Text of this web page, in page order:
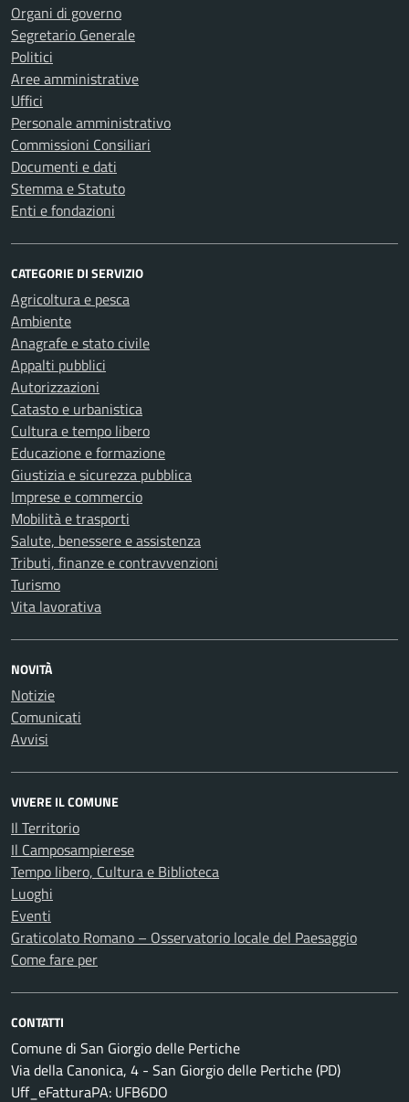
Organi di governo
Segretario Generale
Politici
Aree amministrative
Uffici
Personale amministrativo
Commissioni Consiliari
Documenti e dati
Stemma e Statuto
Enti e fondazioni
CATEGORIE DI SERVIZIO
Agricoltura e pesca
Ambiente
Anagrafe e stato civile
Appalti pubblici
Autorizzazioni
Catasto e urbanistica
Cultura e tempo libero
Educazione e formazione
Giustizia e sicurezza pubblica
Imprese e commercio
Mobilità e trasporti
Salute, benessere e assistenza
Tributi, finanze e contravvenzioni
Turismo
Vita lavorativa
NOVITÀ
Notizie
Comunicati
Avvisi
VIVERE IL COMUNE
Il Territorio
Il Camposampierese
Tempo libero, Cultura e Biblioteca
Luoghi
Eventi
Graticolato Romano – Osservatorio locale del Paesaggio
Come fare per
CONTATTI
Comune di San Giorgio delle Pertiche
Via della Canonica, 4 - San Giorgio delle Pertiche (PD)
Uff_eFatturaPA: UFB6DO